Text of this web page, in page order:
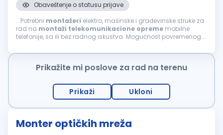
Obaveštenje o statusu prijave
...Potrebni montažeri elektro, mašinske i građevinske struke za
rad na montaži telekomunikacione opreme mobilne
telefonije, sa ili bez radnog iskustva. Mogućnost povremenog
stepen)...
Prikažite mi poslove za rad na terenu
Prikaži Ukloni
Monter optičkih mreža